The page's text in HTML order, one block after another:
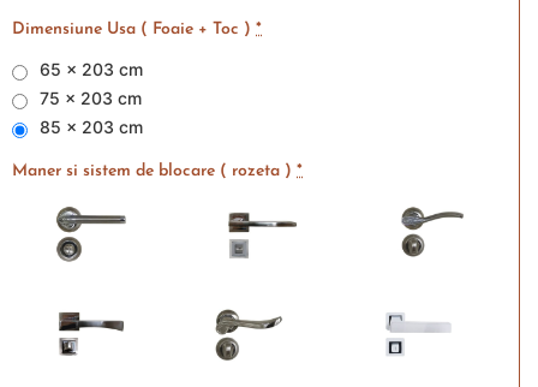
Dimensiune Usa ( Foaie + Toc ) *
65 x 203 cm
75 x 203 cm
85 x 203 cm
Maner si sistem de blocare ( rozeta ) *